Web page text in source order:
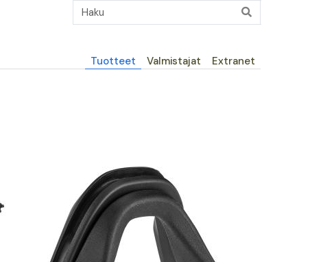
Päävalikko
Tuotteet Valmistajat Extranet